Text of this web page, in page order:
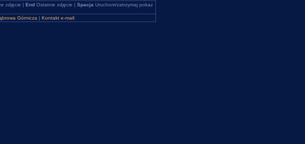
zdjęcie | EndOstatnie zdjęcie | Spacja Uruchom/zatrzymaj pokaz
Górnicza | Kontakt e-mail: